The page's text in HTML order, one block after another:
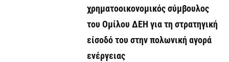
χρηματοοικονομικός σύμβουλος
του Ομίλου ΔΕΗ για τη στρατηγική
είσοδό του στην πολωνική αγορά
ενέργειας